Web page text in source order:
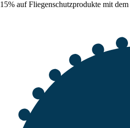
15% auf Fliegenschutzprodukte mit dem